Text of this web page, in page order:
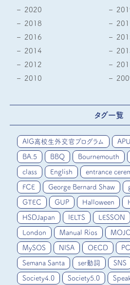
2020
2018
2016
2014
2012
2010
タグ一覧
AIG高校生外交官プログラム APU
BA.5 BBQ Bournemouth
class English entrance
FCE George Bernard Shaw
GTEC GUP Halloween
HSDJapan IELTS LESSON
London Manual Rios
MySOS NISA OECD
Semana Santa ser動詞 SNS
Society4.0 Society5.0